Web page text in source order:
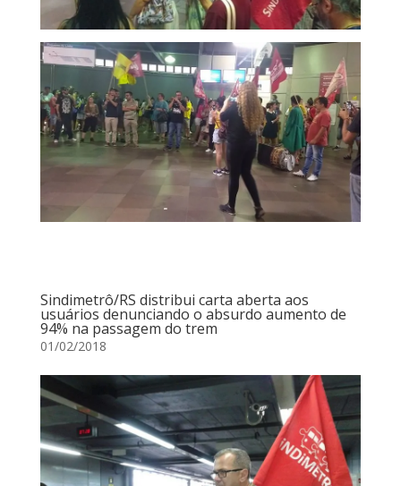
Sindimetrô/RS distribui carta aberta aos
usuários denunciando o absurdo aumento de
94% na passagem do trem
01/02/2018